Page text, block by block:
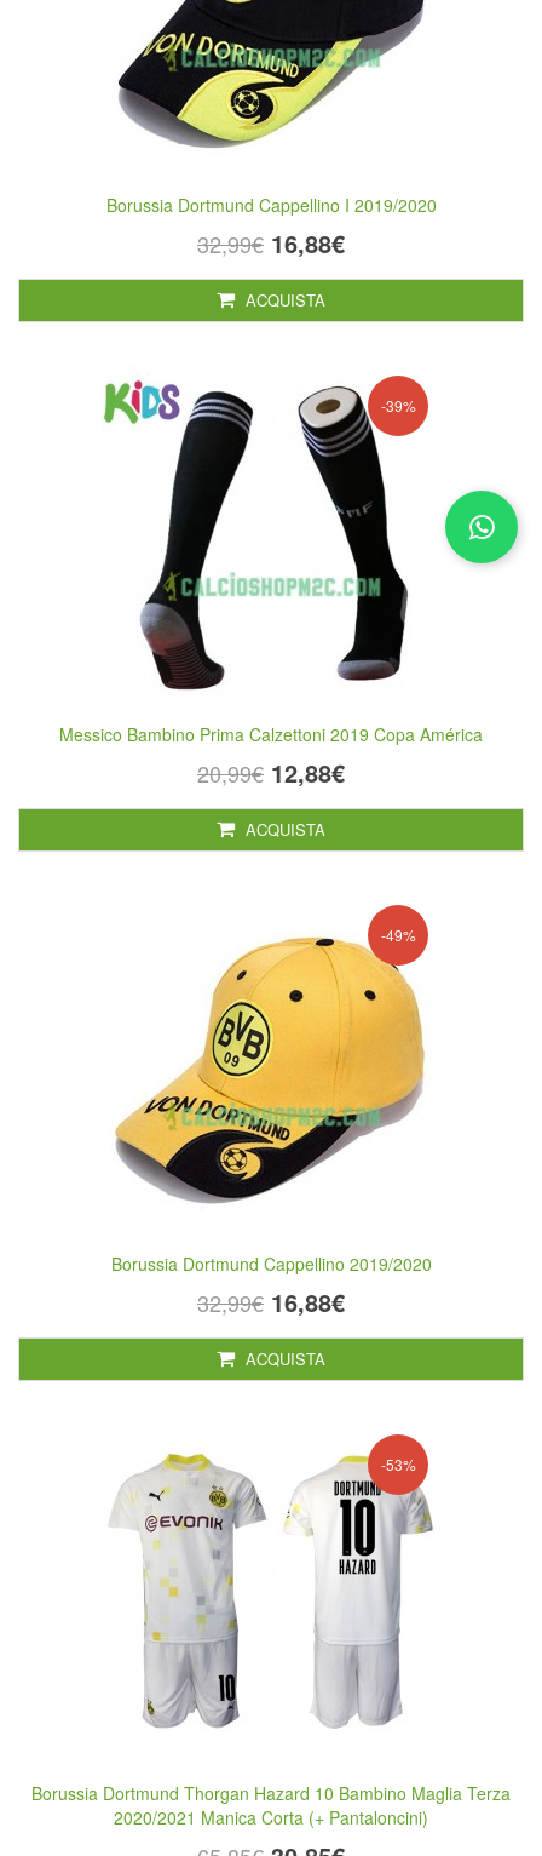
Borussia Dortmund Cappellino I 2019/2020
32,99€ 16,88€
ACQUISTA
-39%
Messico Bambino Prima Calzettoni 2019 Copa América
20,99€ 12,88€
ACQUISTA
-49%
Borussia Dortmund Cappellino 2019/2020
32,99€ 16,88€
ACQUISTA
-53%
Borussia Dortmund Thorgan Hazard 10 Bambino Maglia Terza
2020/2021 Manica Corta (+ Pantaloncini)